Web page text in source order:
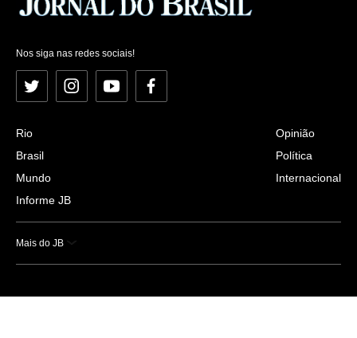
Nos siga nas redes sociais!
Twitter InstagramYouTubeFacebook
Rio
Brasil
Mundo
Informe JB
Opinião
Política
Internacional
Mais do JB
Esportes